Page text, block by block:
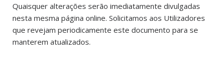
Quaisquer alterações serão imediatamente divulgadas
nesta mesma página online. Solicitamos aos Utilizadores
que revejam periodicamente este documento para se
manterem atualizados.